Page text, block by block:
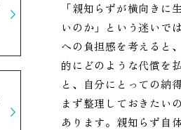
「親知らずが横向き
いのか」という迷いで
への負担感を考えると
的にどのような代償を
と、自分にとっての納
まず整理しておきたい
あります。親知らず自